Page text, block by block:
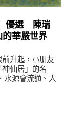
優選 陳瑞
的華嚴世界
前升起，小朋友
仙居」的名
水源會流通、人